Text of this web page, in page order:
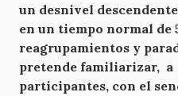
un desnivel
en un tiempo normal de
reagrupamientos y
pretende familiarizar, a
participantes, con el